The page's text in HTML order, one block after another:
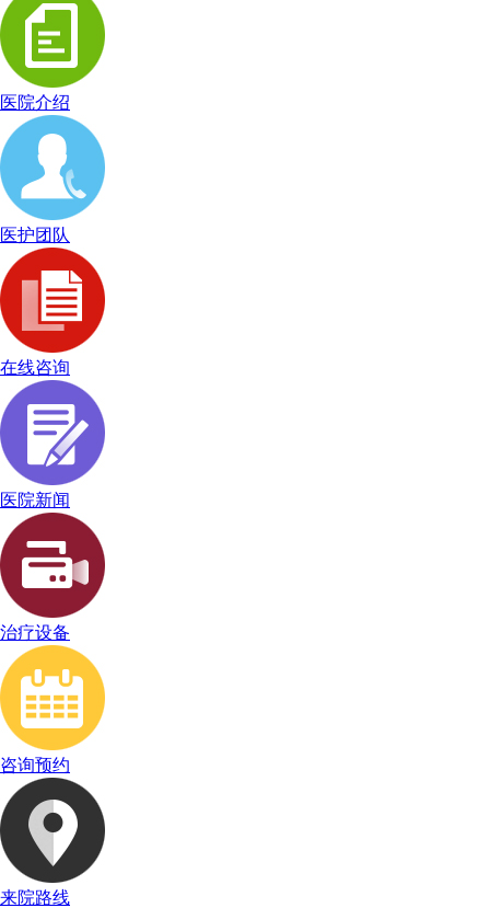
医院介绍
医护团队
在线咨询
医院新闻
治疗设备
咨询预约
来院路线